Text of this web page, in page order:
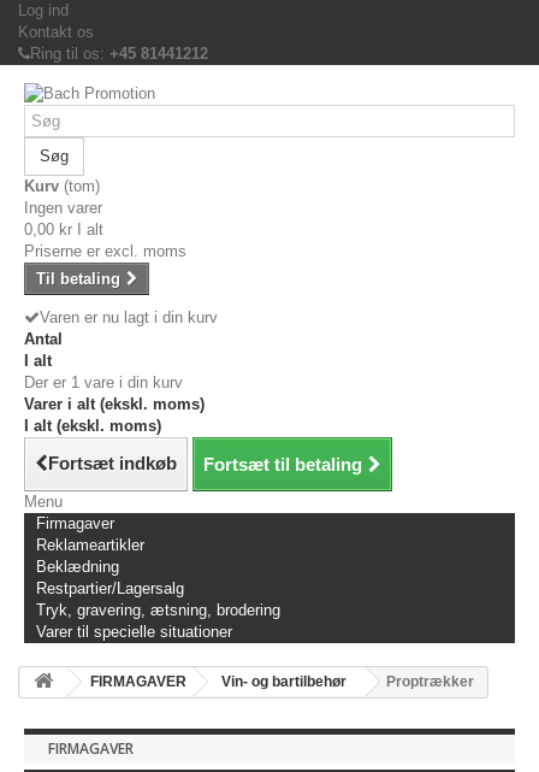
Log ind
Kontakt os
Ring til os: +45 81441212
Søg
Kurv (tom)
Ingen varer
0,00 kr
I alt
Priserne er excl. moms
Til betaling
Varen er nu lagt i din kurv
Antal
I alt
Der er 1 vare i din kurv
Varer i alt (ekskl. moms)
I alt (ekskl. moms)
Fortsæt indkøb Fortsæt til betaling
Menu
Firmagaver
Reklameartikler
Beklædning
Restpartier/Lagersalg
Tryk, gravering, ætsning, brodering
Varer til specielle situationer
FIRMAGAVER Vin- og bartilbehør Proptrækker
FIRMAGAVER